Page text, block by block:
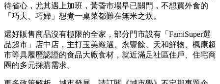
待省心，尤其遇上加班，黃昏市場早已關門，不想買外食的
「巧夫、巧婦」想煮一桌菜都難在無米之炊。
還好販售商品沒有極限的全家，部分門市設有「 FamiSuper選
品超市」店中店，主打玉美嚴選、永豐餘、天和鮮物、楓康超
市等具履歷認證的食品大廠食材，就近滿足社區住戶、住宅商
圈的多元採購需求。